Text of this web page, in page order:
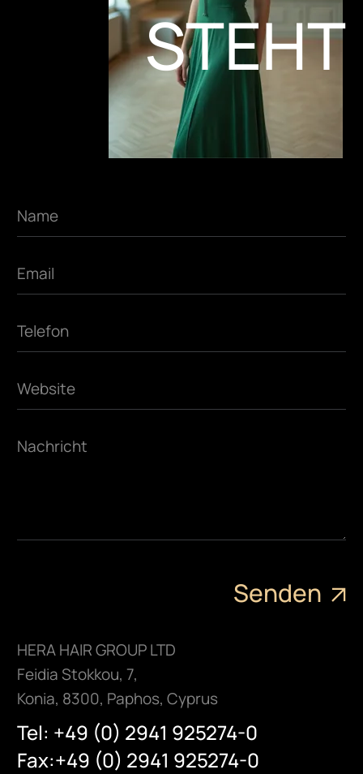
STEHT
HERA HAIR GROUP LTD
Feidia Stokkou, 7,
Konia, 8300, Paphos, Cyprus
Tel: +49 (0) 2941 925274-0
Fax:+49 (0) 2941 925274-0